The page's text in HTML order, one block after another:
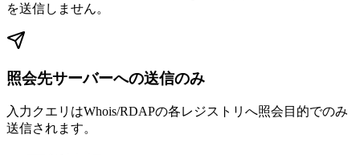
を送信しません。
照会先サーバーへの送信のみ
入力クエリはWhois/RDAPの各レジストリへ照会目的でのみ
送信されます。